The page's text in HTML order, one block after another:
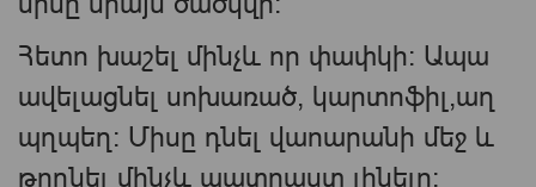
Հետո խաշել մինչև որ փափկի: Ապա
ավելացնել սոխառած, կարտոֆիլ,աղ
պղպեղ: Միսը դնել վաոարանի մեջ և
թողնել մինչև պատրաստ լինելը: